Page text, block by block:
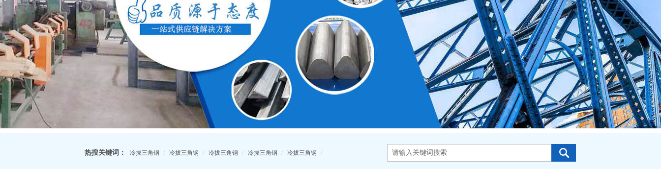
热搜关键词： 冷拔三角钢 / 冷拔三角钢 / 冷拔三角钢 / 冷拔三角钢 / 冷拔三角钢 /